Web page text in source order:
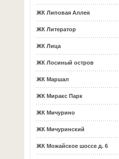
ЖК Липовая Аллея
ЖК Литератор
ЖК Лица
ЖК Лосиный остров
ЖК Маршал
ЖК Миракс Парк
ЖК Мичурино
ЖК Мичуринский
ЖК Можайское шоссе д. 6